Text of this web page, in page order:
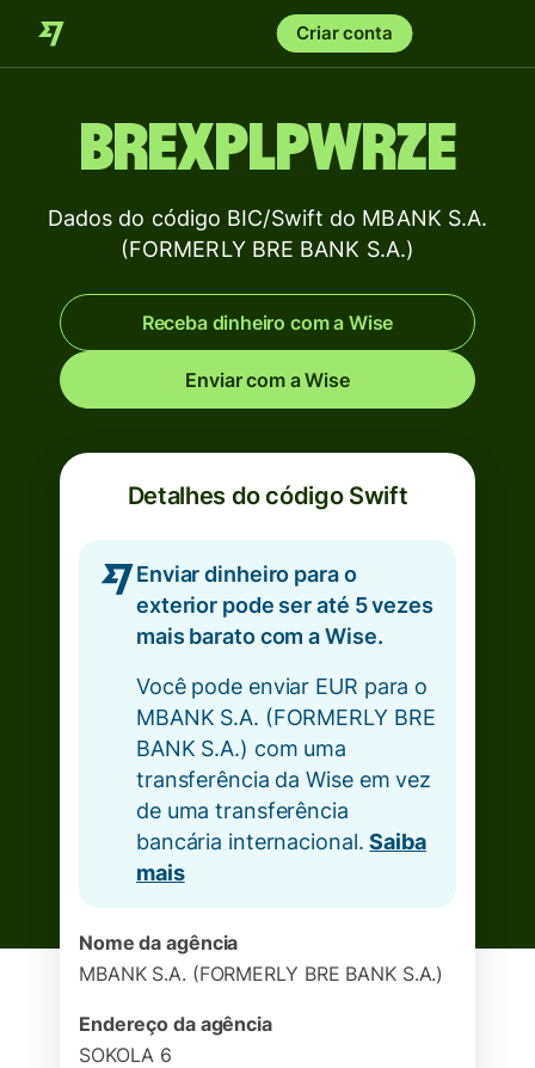
Criar conta
BREXPLPWRZE
Dados do código BIC/Swift do MBANK S.A.
(FORMERLY BRE BANK S.A.)
Receba dinheiro com a Wise
Enviar com a Wise
Detalhes do código Swift
Enviar dinheiro para o
exterior pode ser até 5 vezes
mais barato com a Wise.
Você pode enviar EUR para o
MBANK S.A. (FORMERLY BRE
BANK S.A.) com uma
transferência da Wise em vez
de uma transferência
bancária internacional.Saiba
mais
Nome da agência
MBANK S.A. (FORMERLY BRE BANK S.A.)
Endereço da agência
SOKOLA 6